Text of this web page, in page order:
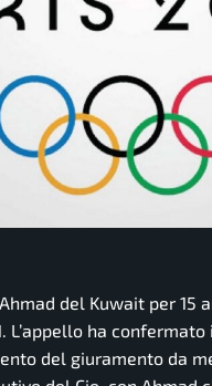
del Kuwait per
ha
del giuramento da